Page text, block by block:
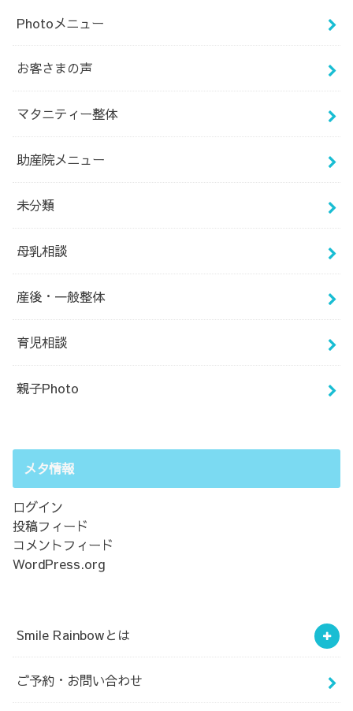
Photoメニュー
お客さまの声
マタニティー整体
助産院メニュー
未分類
母乳相談
産後・一般整体
育児相談
親子Photo
メタ情報
ログイン
投稿フィード
コメントフィード
WordPress.org
Smile Rainbowとは
ご予約・お問い合わせ